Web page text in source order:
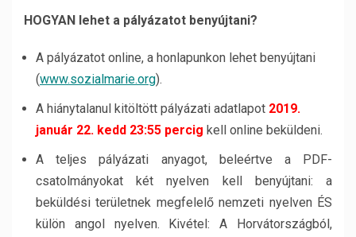
HOGYAN lehet a pályázatot benyújtani?
A pályázatot online, a honlapunkon lehet benyújtani
(www.sozialmarie.org).
A hiánytalanul kitöltött pályázati adatlapot 2019.
január 22. kedd 23:55 percig kell online beküldeni.
A teljes pályázati anyagot, beleértve a PDF-
csatolmányokat két nyelven kell benyújtani: a
beküldési területnek megfelelő nemzeti nyelven ÉS
külön angol nyelven. Kivétel: A Horvátországból,